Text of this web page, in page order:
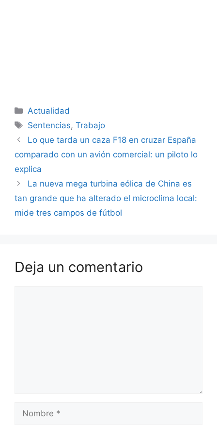
Categorías
Actualidad
Etiquetas
Sentencias,Trabajo
Lo que tarda un caza F18 en cruzar España
comparado con un avión comercial: un piloto lo
explica
La nueva mega turbina eólica de China es
tan grande que ha alterado el microclima local:
mide tres campos de fútbol
Deja un comentario
Nombre